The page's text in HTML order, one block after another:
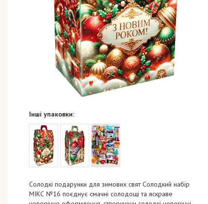
Інші упаковки:
Солодкі подарунки для зимових свят Солодкий набір
МІКС №16 поєднує смачні солодощі та яскраве